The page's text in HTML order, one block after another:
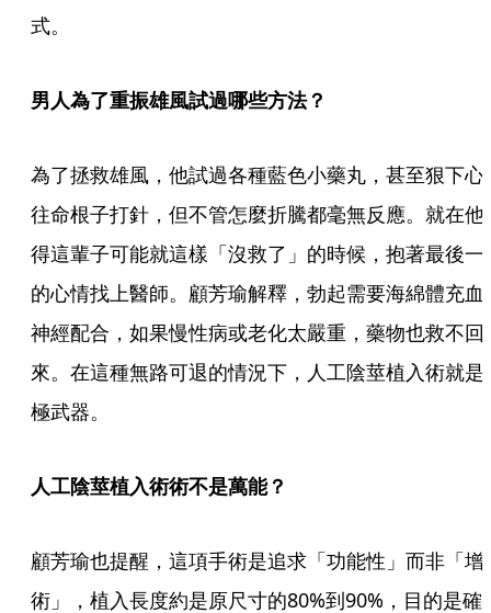
式。
男人為了重振雄風試過哪些方法？
為了拯救雄風，他試過各種藍色小藥丸，甚至狠下心
往命根子打針，但不管怎麼折騰都毫無反應。就在他
得這輩子可能就這樣「沒救了」的時候，抱著最後一
的心情找上醫師。顧芳瑜解釋，勃起需要海綿體充血
神經配合，如果慢性病或老化太嚴重，藥物也救不回
來。在這種無路可退的情況下，人工陰莖植入術就是
極武器。
人工陰莖植入術術不是萬能？
顧芳瑜也提醒，這項手術是追求「功能性」而非「增
術」，植入長度約是原尺寸的80%到90%，目的是確